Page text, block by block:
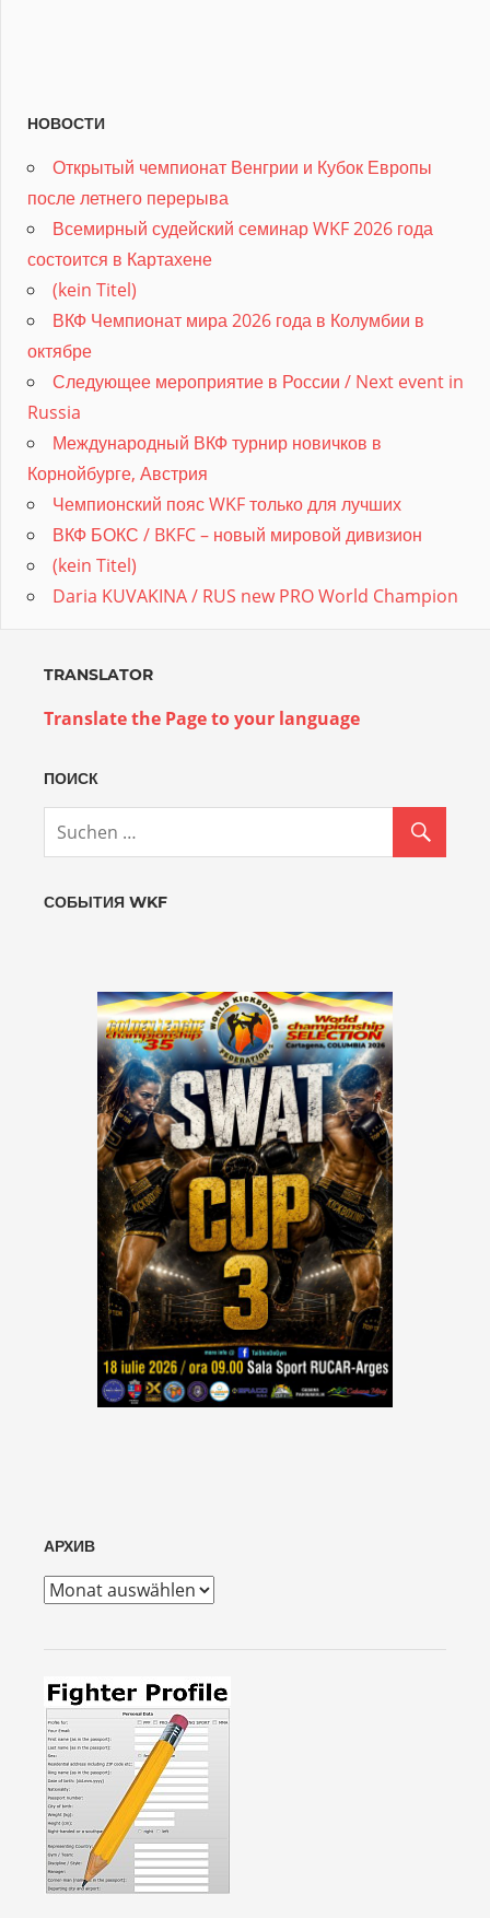
НОВОСТИ
Открытый чемпионат Венгрии и Кубок Европы
после летнего перерыва
Всемирный судейский семинар WKF 2026 года
состоится в Картахене
(kein Titel)
ВКФ Чемпионат мира 2026 года в Колумбии в
октябре
Следующее мероприятие в России / Next event in
Russia
Международный ВКФ турнир новичков в
Корнойбурге, Австрия
Чемпионский пояс WKF только для лучших
ВКФ БОКС / BKFC – новый мировой дивизион
(kein Titel)
Daria KUVAKINA / RUS new PRO World Champion
TRANSLATOR
Translate the Page to your language
ПОИСК
СОБЫТИЯ WKF
АРХИВ
архив